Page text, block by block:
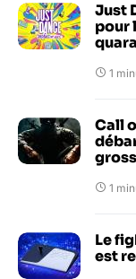
Just
pour
1
Call
1
Le
est